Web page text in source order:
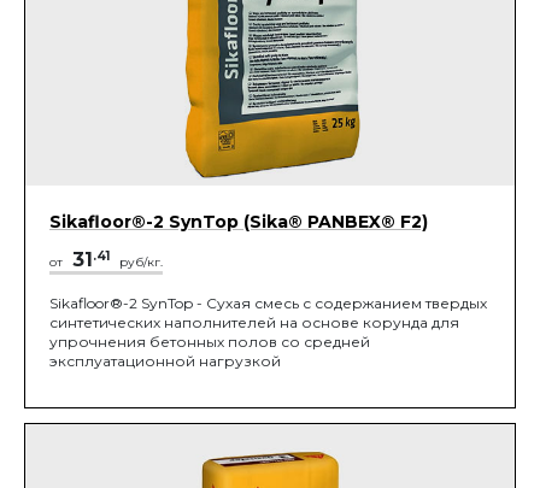
Sikafloor®-2 SynTop (Sika® PANBEX® F2)
от 31 .41 руб/кг.
Sikafloor®-2 SynTop - Сухая смесь с содержанием твердых
синтетических наполнителей на основе корунда для
упрочнения бетонных полов со средней
эксплуатационной нагрузкой